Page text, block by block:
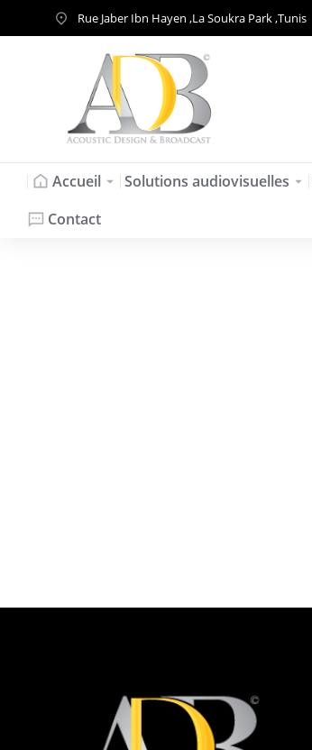
Rue Jaber Ibn Hayen ,La Soukra Park ,Tunis
Accueil Solutions audiovisuelles
Contact